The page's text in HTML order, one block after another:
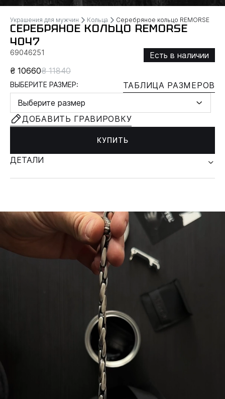
Украшения для мужчин Кольца Серебряное кольцо REMORSE
СЕРЕБРЯНОЕ КОЛЬЦО REMORSE
4047
69046251
Есть в наличии
₴ 10660₴ 11840
ВЫБЕРИТЕ РАЗМЕР:
ТАБЛИЦА РАЗМЕРОВ
Выберите размер
ДОБАВИТЬ ГРАВИРОВКУ
КУПИТЬ
ДЕТАЛИ